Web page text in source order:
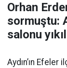
Orhan
sormuştu:
salonu
Aydın’ın Efeler